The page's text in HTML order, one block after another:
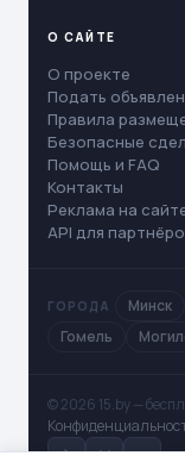
О САЙТЕ
О проекте
Подать
Правила
Безопасные
Помощь и FAQ
Контакты
Реклама на
API для
ГОРОДА Минск
Гомель
© 2026 15.by —
✈ V ◻